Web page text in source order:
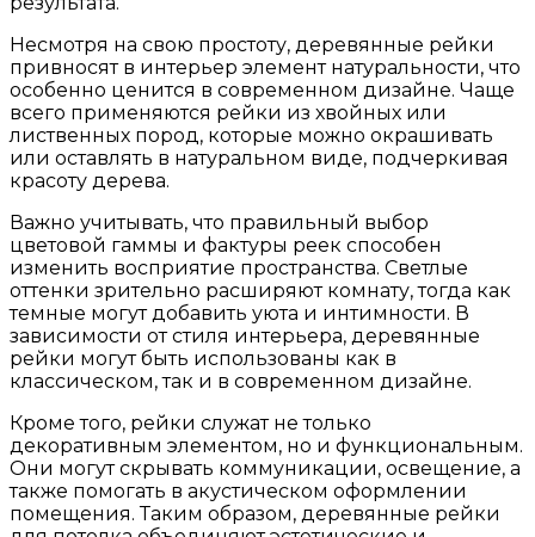
Несмотря на свою простоту, деревянные рейки
привносят в интерьер элемент натуральности, что
особенно ценится в современном дизайне. Чаще
всего применяются рейки из хвойных или
лиственных пород, которые можно окрашивать
или оставлять в натуральном виде, подчеркивая
красоту дерева.
Важно учитывать, что правильный выбор
цветовой гаммы и фактуры реек способен
изменить восприятие пространства. Светлые
оттенки зрительно расширяют комнату, тогда как
темные могут добавить уюта и интимности. В
зависимости от стиля интерьера, деревянные
рейки могут быть использованы как в
классическом, так и в современном дизайне.
Кроме того, рейки служат не только
декоративным элементом, но и функциональным.
Они могут скрывать коммуникации, освещение, а
также помогать в акустическом оформлении
помещения. Таким образом, деревянные рейки